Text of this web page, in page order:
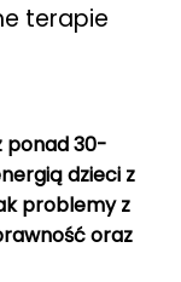
terapie
ponad 30-
dzieci z
problemy z
oraz